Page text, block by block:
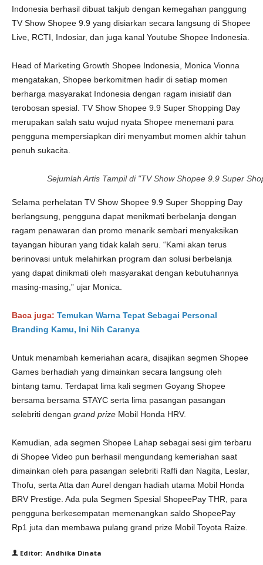
Indonesia berhasil dibuat takjub dengan kemegahan panggung
TV Show Shopee 9.9 yang disiarkan secara langsung di Shopee
Live, RCTI, Indosiar, dan juga kanal Youtube Shopee Indonesia.
Head of Marketing Growth Shopee Indonesia, Monica Vionna
mengatakan, Shopee berkomitmen hadir di setiap momen
berharga masyarakat Indonesia dengan ragam inisiatif dan
terobosan spesial. TV Show Shopee 9.9 Super Shopping Day
merupakan salah satu wujud nyata Shopee menemani para
pengguna mempersiapkan diri menyambut momen akhir tahun
penuh sukacita.
Sejumlah Artis Tampil di "TV Show Shopee 9.9 Super
Selama perhelatan TV Show Shopee 9.9 Super Shopping Day
berlangsung, pengguna dapat menikmati berbelanja dengan
ragam penawaran dan promo menarik sembari menyaksikan
tayangan hiburan yang tidak kalah seru. “Kami akan terus
berinovasi untuk melahirkan program dan solusi berbelanja
yang dapat dinikmati oleh masyarakat dengan kebutuhannya
masing-masing,” ujar Monica.
Baca juga: Temukan Warna Tepat Sebagai Personal
Branding Kamu, Ini Nih Caranya
Untuk menambah kemeriahan acara, disajikan segmen Shopee
Games berhadiah yang dimainkan secara langsung oleh
bintang tamu. Terdapat lima kali segmen Goyang Shopee
bersama bersama STAYC serta lima pasangan pasangan
selebriti dengan grand prize Mobil Honda HRV.
Kemudian, ada segmen Shopee Lahap sebagai sesi gim terbaru
di Shopee Video pun berhasil mengundang kemeriahan saat
dimainkan oleh para pasangan selebriti Raffi dan Nagita, Leslar,
Thofu, serta Atta dan Aurel dengan hadiah utama Mobil Honda
BRV Prestige. Ada pula Segmen Spesial ShopeePay THR, para
pengguna berkesempatan memenangkan saldo ShopeePay
Rp1 juta dan membawa pulang grand prize Mobil Toyota Raize.
Editor: Andhika Dinata